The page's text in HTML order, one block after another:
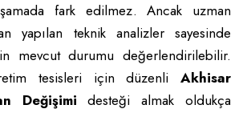
fark edilmez. Ancak uzman
yapılan teknik analizler sayesinde
mevcut durumu değerlendirilebilir.
tesisleri için düzenli Akhisar
Değişimi desteği almak oldukça